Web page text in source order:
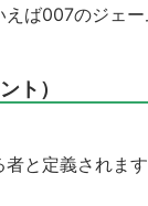
ば007のジェー
ト）
と定義されま